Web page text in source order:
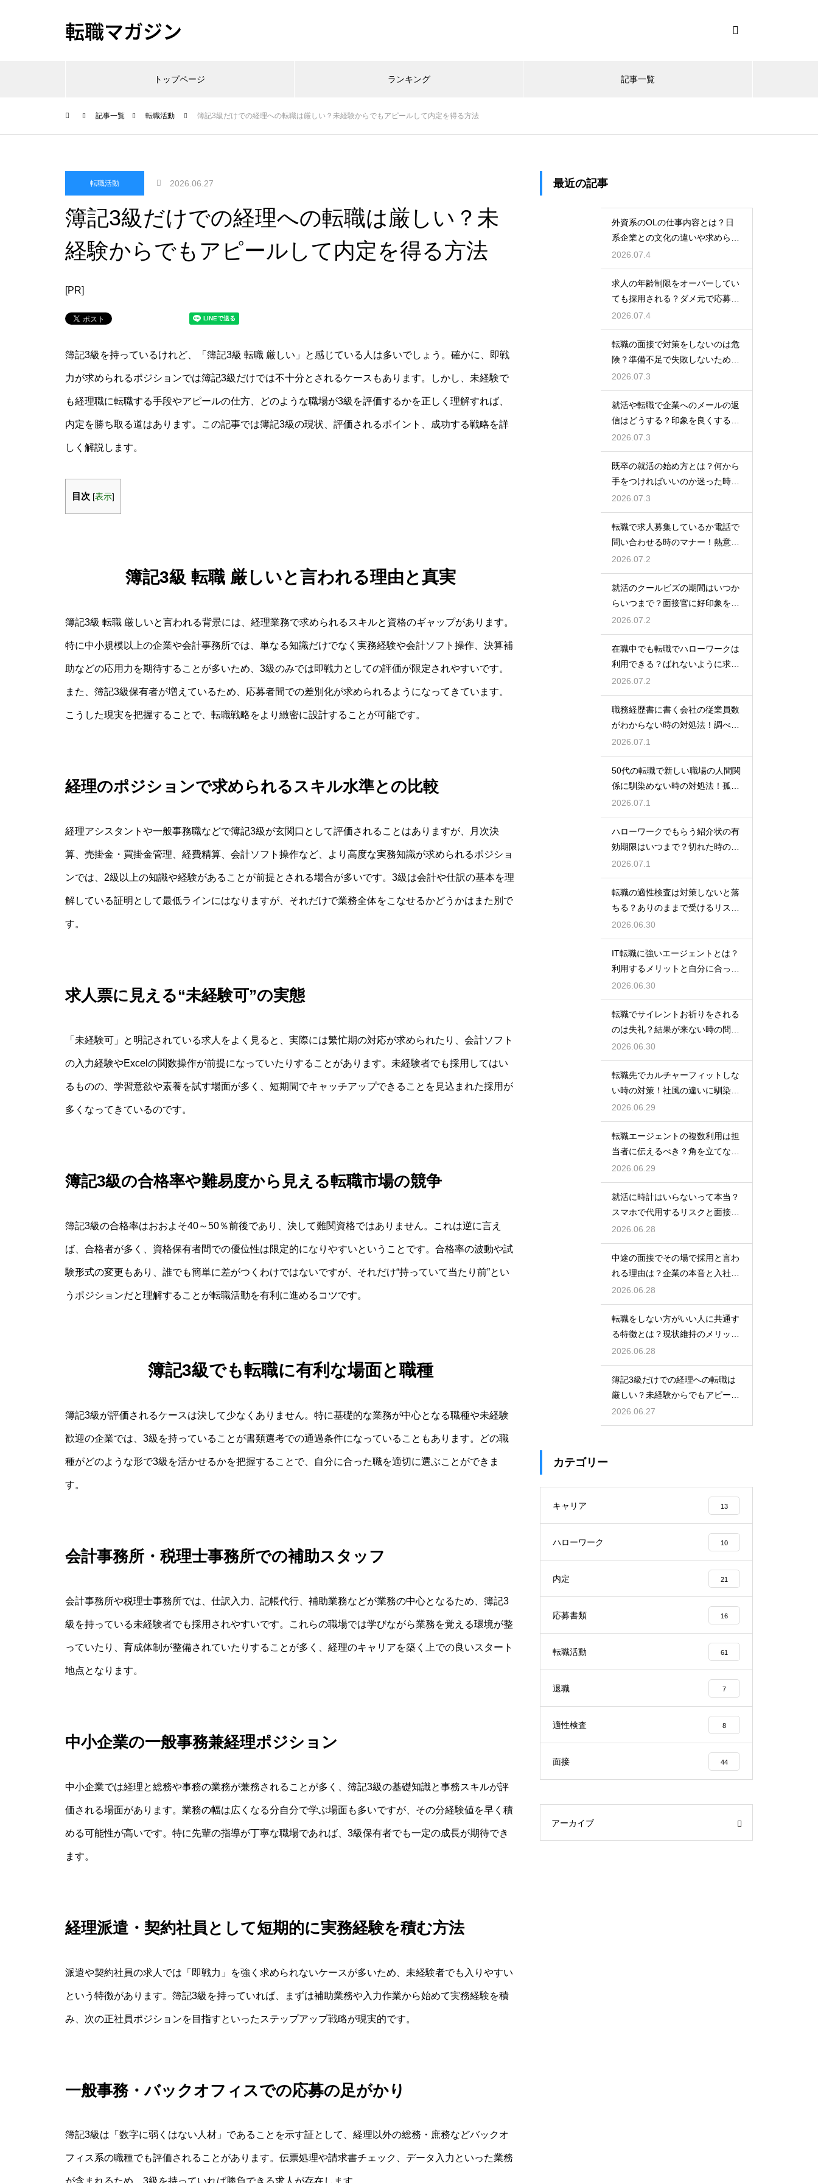
転職マガジン
トップページ ランキング 記事一覧
記事一覧 転職活動 簿記3級だけでの経理への転職は厳しい？未経験からでもアピールして内定を得る方法
転職活動 2026.06.27
簿記3級だけでの経理への転職は厳しい？未
経験からでもアピールして内定を得る方法
[PR]
簿記3級を持っているけれど、「簿記3級 転職 厳しい」と感じている人は多いでしょう。確かに、即戦
力が求められるポジションでは簿記3級だけでは不十分とされるケースもあります。しかし、未経験で
も経理職に転職する手段やアピールの仕方、どのような職場が3級を評価するかを正しく理解すれば、
内定を勝ち取る道はあります。この記事では簿記3級の現状、評価されるポイント、成功する戦略を詳
しく解説します。
目次 [表示]
簿記3級 転職 厳しいと言われる理由と真実
簿記3級 転職 厳しいと言われる背景には、経理業務で求められるスキルと資格のギャップがあります。
特に中小規模以上の企業や会計事務所では、単なる知識だけでなく実務経験や会計ソフト操作、決算補
助などの応用力を期待することが多いため、3級のみでは即戦力としての評価が限定されやすいです。
また、簿記3級保有者が増えているため、応募者間での差別化が求められるようになってきています。
こうした現実を把握することで、転職戦略をより緻密に設計することが可能です。
経理のポジションで求められるスキル水準との比較
経理アシスタントや一般事務職などで簿記3級が玄関口として評価されることはありますが、月次決
算、売掛金・買掛金管理、経費精算、会計ソフト操作など、より高度な実務知識が求められるポジショ
ンでは、2級以上の知識や経験があることが前提とされる場合が多いです。3級は会計や仕訳の基本を理
解している証明として最低ラインにはなりますが、それだけで業務全体をこなせるかどうかはまた別で
す。
求人票に見える“未経験可”の実態
「未経験可」と明記されている求人をよく見ると、実際には繁忙期の対応が求められたり、会計ソフト
の入力経験やExcelの関数操作が前提になっていたりすることがあります。未経験者でも採用してはい
るものの、学習意欲や素養を試す場面が多く、短期間でキャッチアップできることを見込まれた採用が
多くなってきているのです。
簿記3級の合格率や難易度から見える転職市場の競争
簿記3級の合格率はおおよそ40～50％前後であり、決して難関資格ではありません。これは逆に言え
ば、合格者が多く、資格保有者間での優位性は限定的になりやすいということです。合格率の波動や試
験形式の変更もあり、誰でも簡単に差がつくわけではないですが、それだけ“持っていて当たり前”とい
うポジションだと理解することが転職活動を有利に進めるコツです。
簿記3級でも転職に有利な場面と職種
簿記3級が評価されるケースは決して少なくありません。特に基礎的な業務が中心となる職種や未経験
歓迎の企業では、3級を持っていることが書類選考での通過条件になっていることもあります。どの職
種がどのような形で3級を活かせるかを把握することで、自分に合った職を適切に選ぶことができま
す。
会計事務所・税理士事務所での補助スタッフ
会計事務所や税理士事務所では、仕訳入力、記帳代行、補助業務などが業務の中心となるため、簿記3
級を持っている未経験者でも採用されやすいです。これらの職場では学びながら業務を覚える環境が整
っていたり、育成体制が整備されていたりすることが多く、経理のキャリアを築く上での良いスタート
地点となります。
中小企業の一般事務兼経理ポジション
中小企業では経理と総務や事務の業務が兼務されることが多く、簿記3級の基礎知識と事務スキルが評
価される場面があります。業務の幅は広くなる分自分で学ぶ場面も多いですが、その分経験値を早く積
める可能性が高いです。特に先輩の指導が丁寧な職場であれば、3級保有者でも一定の成長が期待でき
ます。
経理派遣・契約社員として短期的に実務経験を積む方法
派遣や契約社員の求人では「即戦力」を強く求められないケースが多いため、未経験者でも入りやすい
という特徴があります。簿記3級を持っていれば、まずは補助業務や入力作業から始めて実務経験を積
み、次の正社員ポジションを目指すといったステップアップ戦略が現実的です。
一般事務・バックオフィスでの応募の足がかり
簿記3級は「数字に弱くはない人材」であることを示す証として、経理以外の総務・庶務などバックオ
フィス系の職種でも評価されることがあります。伝票処理や請求書チェック、データ入力といった業務
最近の記事
外資系のOLの仕事内容とは？日
系企業との文化の違いや求められ
る英語力とスキル
2026.07.4
求人の年齢制限をオーバーしてい
ても採用される？ダメ元で応募し
て内定を勝ち取る
2026.07.4
転職の面接で対策をしないのは危
険？準備不足で失敗しないための
最低限の心構え
2026.07.3
就活や転職で企業へのメールの返
信はどうする？印象を良くする正
しいマナーと例文
2026.07.3
既卒の就活の始め方とは？何から
手をつければいいのか迷った時に
やるべきステップ
2026.07.3
転職で求人募集しているか電話で
問い合わせる時のマナー！熱意を
伝えるトーク例
2026.07.2
就活のクールビズの期間はいつか
らいつまで？面接官に好印象を与
える正しい服装
2026.07.2
在職中でも転職でハローワークは
利用できる？ばれないように求人
を探すコツ
2026.07.2
職務経歴書に書く会社の従業員数
がわからない時の対処法！調べ方
や正しい書き方
2026.07.1
50代の転職で新しい職場の人間関
係に馴染めない時の対処法！孤立
を防ぐためのコツ
2026.07.1
ハローワークでもらう紹介状の有
効期限はいつまで？切れた時の再
発行や対処法
2026.07.1
転職の適性検査は対策しないと落
ちる？ありのままで受けるリスク
と最低限の準備
2026.06.30
IT転職に強いエージェントとは？
利用するメリットと自分に合った
サービスの選び方
2026.06.30
転職でサイレントお祈りをされる
のは失礼？結果が来ない時の問い
合わせ方法と心構え
2026.06.30
転職先でカルチャーフィットしな
い時の対策！社風の違いに馴染ん
でいくためのコツ
2026.06.29
転職エージェントの複数利用は担
当者に伝えるべき？角を立てない
上手な伝え方
2026.06.29
就活に時計はいらないって本当？
スマホで代用するリスクと面接官
に与える印象
2026.06.28
中途の面接でその場で採用と言わ
れる理由は？企業の本音と入社を
決める前の注意点
2026.06.28
転職をしない方がいい人に共通す
る特徴とは？現状維持のメリット
と後悔を防ぐ考え方
2026.06.28
簿記3級だけでの経理への転職は
厳しい？未経験からでもアピール
して内定を得る方法
2026.06.27
カテゴリー
キャリア 13
ハローワーク 10
内定 21
応募書類 16
転職活動 61
退職 7
適性検査 8
面接 44
アーカイブ